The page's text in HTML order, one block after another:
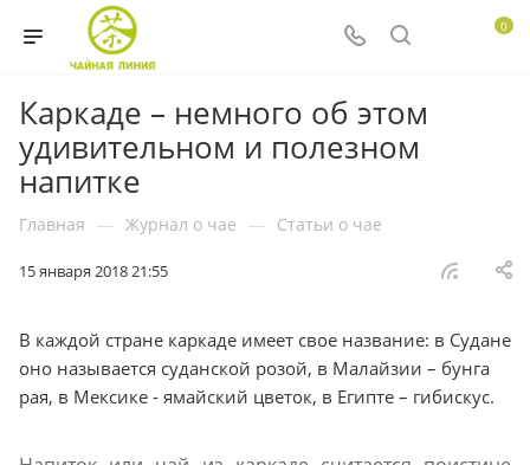
0
Каркаде – немного об этом
удивительном и полезном
напитке
Главная — Журнал о чае — Статьи о чае
15 января 2018 21:55
В каждой стране каркаде имеет свое название: в Судане
оно называется суданской розой, в Малайзии – бунга
рая, в Мексике - ямайский цветок, в Египте – гибискус.